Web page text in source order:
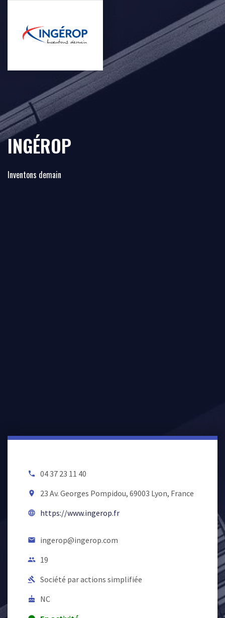
INGÉROP
Inventons demain
local_phone 04 37 23 11 40
room 23 Av. Georges Pompidou, 69003 Lyon, France
language https://www.ingerop.fr
email ingerop@ingerop.com
people 19
gavel Société par actions simplifiée
cake NC